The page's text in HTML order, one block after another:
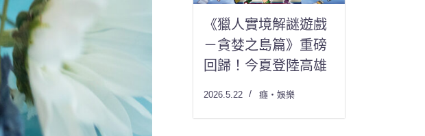
《獵人實境解謎遊戲
－貪婪之島篇》重磅
回歸！今夏登陸高雄
2026.5.22 癮・娛樂